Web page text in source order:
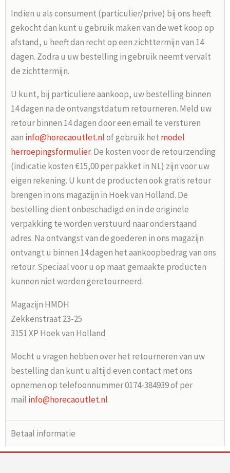
Indien u als consument (particulier/prive) bij ons heeft
gekocht dan kunt u gebruik maken van de wet koop op
afstand, u heeft dan recht op een zichttermijn van 14
dagen. Zodra u uw bestelling in gebruik neemt vervalt
de zichttermijn.
U kunt, bij particuliere aankoop, uw bestelling binnen
14 dagen na de ontvangstdatum retourneren. Meld uw
retour binnen 14 dagen door een email te versturen
aan info@horecaoutlet.nlof gebruik het model
herroepingsformulier. De kosten voor de retourzending
(indicatie kosten €15,00 per pakket in NL) zijn voor uw
eigen rekening. U kunt de producten ook gratis retour
brengen in ons magazijn in Hoek van Holland. De
bestelling dient onbeschadigd en in de originele
verpakking te worden verstuurd naar onderstaand
adres. Na ontvangst van de goederen in ons magazijn
ontvangt u binnen 14 dagen het aankoopbedrag van ons
retour. Speciaal voor u op maat gemaakte producten
kunnen niet worden geretourneerd.
Magazijn HMDH
Zekkenstraat 23-25
3151 XP Hoek van Holland
Mocht u vragen hebben over het retourneren van uw
bestelling dan kunt u altijd even contact met ons
opnemen op telefoonnummer 0174-384939 of per
mail info@horecaoutlet.nl
Betaal informatie